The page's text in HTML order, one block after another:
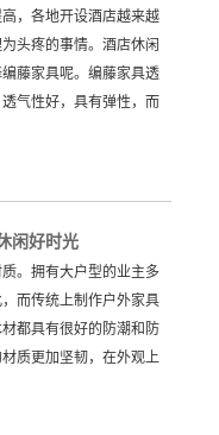
，各地开设酒店越来越
头疼的事情。酒店休闲
藤家具呢。编藤家具透
气性好，具有弹性，而
闲好时光
。拥有大户型的业主多
而传统上制作户外家具
都具有很好的防潮和防
质更加坚韧，在外观上